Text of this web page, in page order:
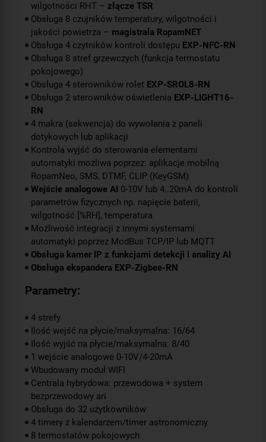
wilgotności RHT – złącze TSR
Obsługa 8 czujników temperatury, wilgotności i
jakości powietrza – magistrala RopamNET
Obsługa 4 czytników kontroli dostępu EXP-NFC-RN
Obsługa 8 stref grzewczych (funkcja termostatu
pokojowego)
Obsługa 4 sterowników rolet EXP-SROL8-RN
Obsługa 2 sterowników oświetlenia EXP-LIGHT16-
RN
4 makra (sekwencja) do wywołania z paneli
dotykowych lub aplikacji
Kontrola wyjść do sterowania elementami
automatyki możliwa poprzez: aplikacje mobilną
RopamNeo, SMS, DTMF, CLIP (KeyGSM)
Wejście analogowe AI 0-10V lub 4..20mA do kontroli
parametrów fizycznych np. napięcie baterii,
wilgotność [%RH], temperatura
Możliwość integracji z innymi systemami
automatyki poprzez ModBus TCP/IP lub MQTT
Obsługa kamer IP z funkcjami detekcji i analizy AI
Obsługa ekspandera EXP-Zigbee-RN
Parametry:
4 strefy
Ilość wejść na płycie/maksymalna: 16/64
Ilość wyjść na płycie/maksymalna: 8/40
1 wejście analogowe 0-10V/4-20mA
Wbudowany moduł WIFI
Centrala hybrydowa: przewodowa + system
bezprzewodowy ari
Obsługa do 32 użytkowników
4 timery z kalendarzem/timer astronomiczny
8 termostatów pokojowych